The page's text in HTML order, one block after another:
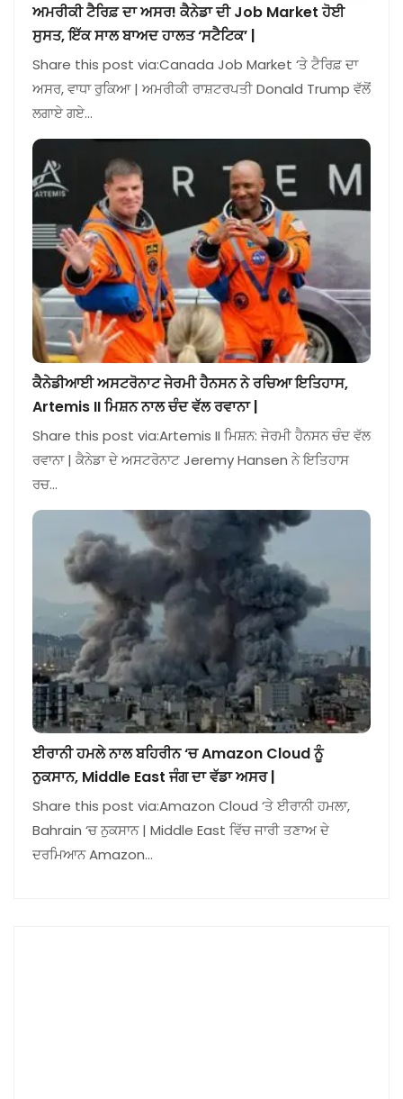
ਅਮਰੀਕੀ ਟੈਰਿਫ਼ ਦਾ ਅਸਰ! ਕੈਨੇਡਾ ਦੀ Job Market ਹੋਈ
ਸੁਸਤ, ਇੱਕ ਸਾਲ ਬਾਅਦ ਹਾਲਤ ‘ਸਟੈਟਿਕ’ |
Share this post via:Canada Job Market ‘ਤੇ ਟੈਰਿਫ਼ ਦਾ
ਅਸਰ, ਵਾਧਾ ਰੁਕਿਆ | ਅਮਰੀਕੀ ਰਾਸ਼ਟਰਪਤੀ Donald Trump ਵੱਲੋਂ
ਲਗਾਏ ਗਏ…
ਕੈਨੇਡੀਆਈ ਅਸਟਰੋਨਾਟ ਜੇਰਮੀ ਹੈਨਸਨ ਨੇ ਰਚਿਆ ਇਤਿਹਾਸ,
Artemis II ਮਿਸ਼ਨ ਨਾਲ ਚੰਦ ਵੱਲ ਰਵਾਨਾ |
Share this post via:Artemis II ਮਿਸ਼ਨ: ਜੇਰਮੀ ਹੈਨਸਨ ਚੰਦ ਵੱਲ
ਰਵਾਨਾ | ਕੈਨੇਡਾ ਦੇ ਅਸਟਰੋਨਾਟ Jeremy Hansen ਨੇ ਇਤਿਹਾਸ
ਰਚ…
ਈਰਾਨੀ ਹਮਲੇ ਨਾਲ ਬਹਿਰੀਨ ‘ਚ Amazon Cloud ਨੂੰ
ਨੁਕਸਾਨ, Middle East ਜੰਗ ਦਾ ਵੱਡਾ ਅਸਰ |
Share this post via:Amazon Cloud ‘ਤੇ ਈਰਾਨੀ ਹਮਲਾ,
Bahrain ‘ਚ ਨੁਕਸਾਨ | Middle East ਵਿੱਚ ਜਾਰੀ ਤਣਾਅ ਦੇ
ਦਰਮਿਆਨ Amazon…